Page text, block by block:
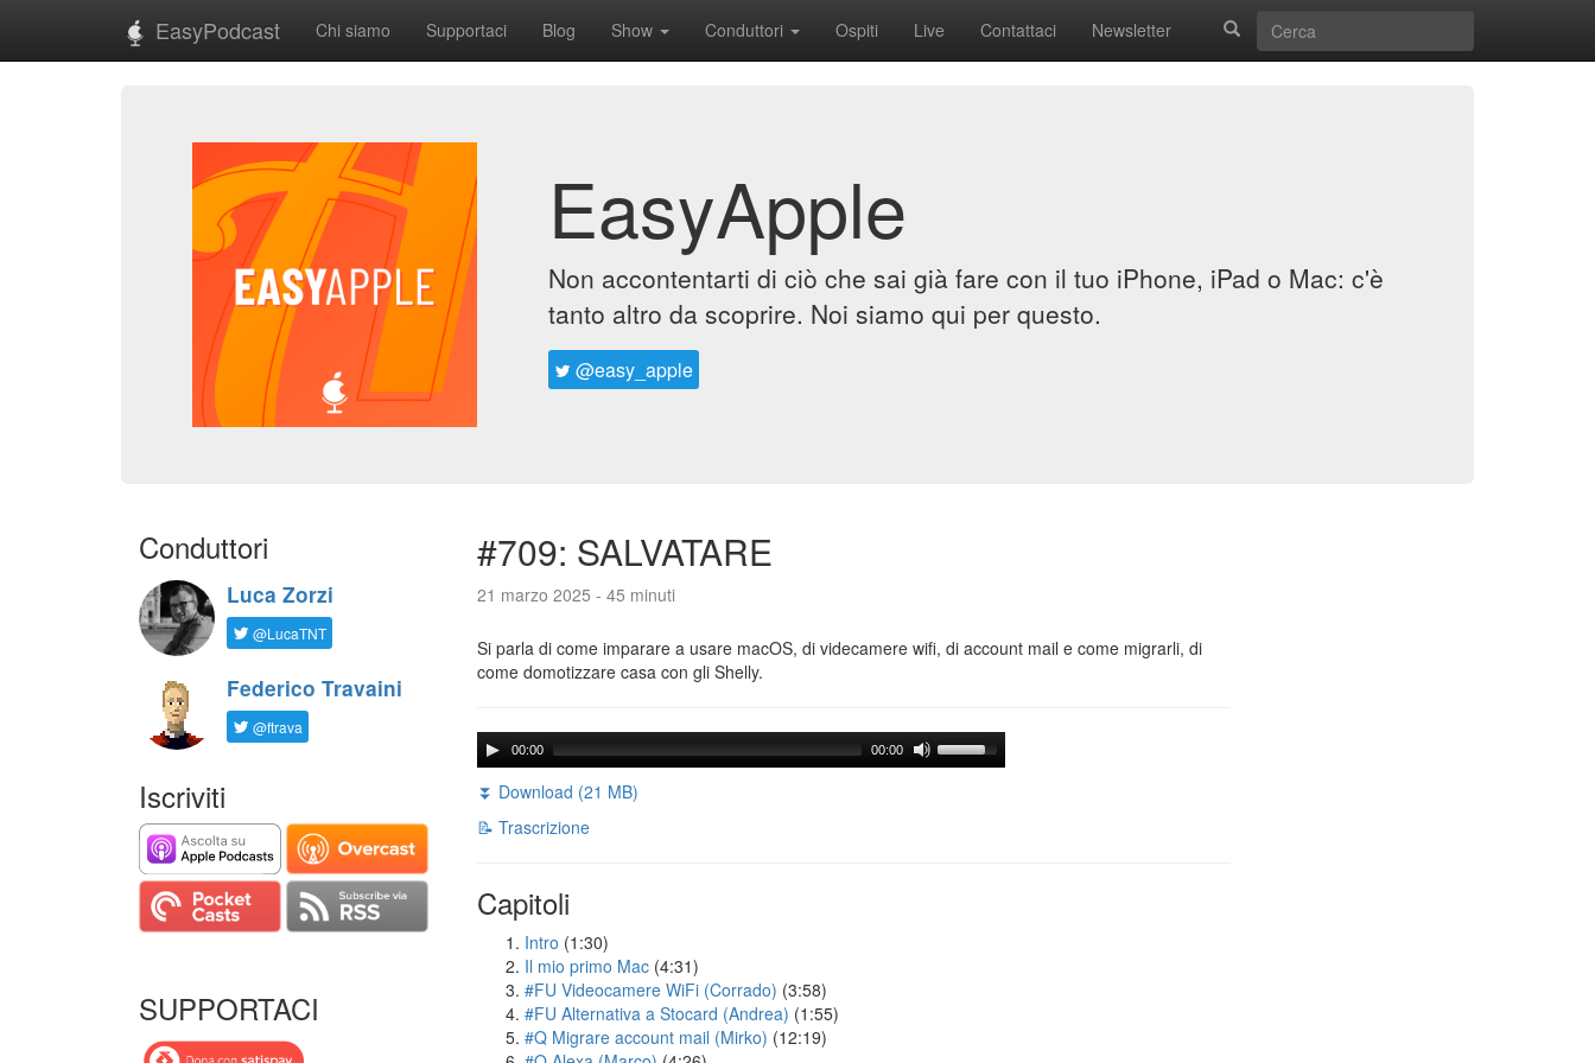
EasyPodcast Chi siamo Supportaci Blog Show Conduttori Ospiti Live Contattaci Newsletter
EasyApple
Non accontentarti di ciò che sai già fare con il tuo iPhone, iPad o Mac: c'è
tanto altro da scoprire. Noi siamo qui per questo.
@easy_apple
Conduttori
Luca Zorzi
@LucaTNT
Federico Travaini
@ftrava
Iscriviti
SUPPORTACI
#709: SALVATARE
21 marzo 2025 - 45 minuti
Si parla di come imparare a usare macOS, di videcamere wifi, di account mail e come migrarli, di
come domotizzare casa con gli Shelly.
00:00 00:00
⏬ Download (21 MB)
📝 Trascrizione
Capitoli
Intro (1:30)
Il mio primo Mac (4:31)
#FU Videocamere WiFi (Corrado) (3:58)
#FU Alternativa a Stocard (Andrea) (1:55)
#Q Migrare account mail (Mirko) (12:19)